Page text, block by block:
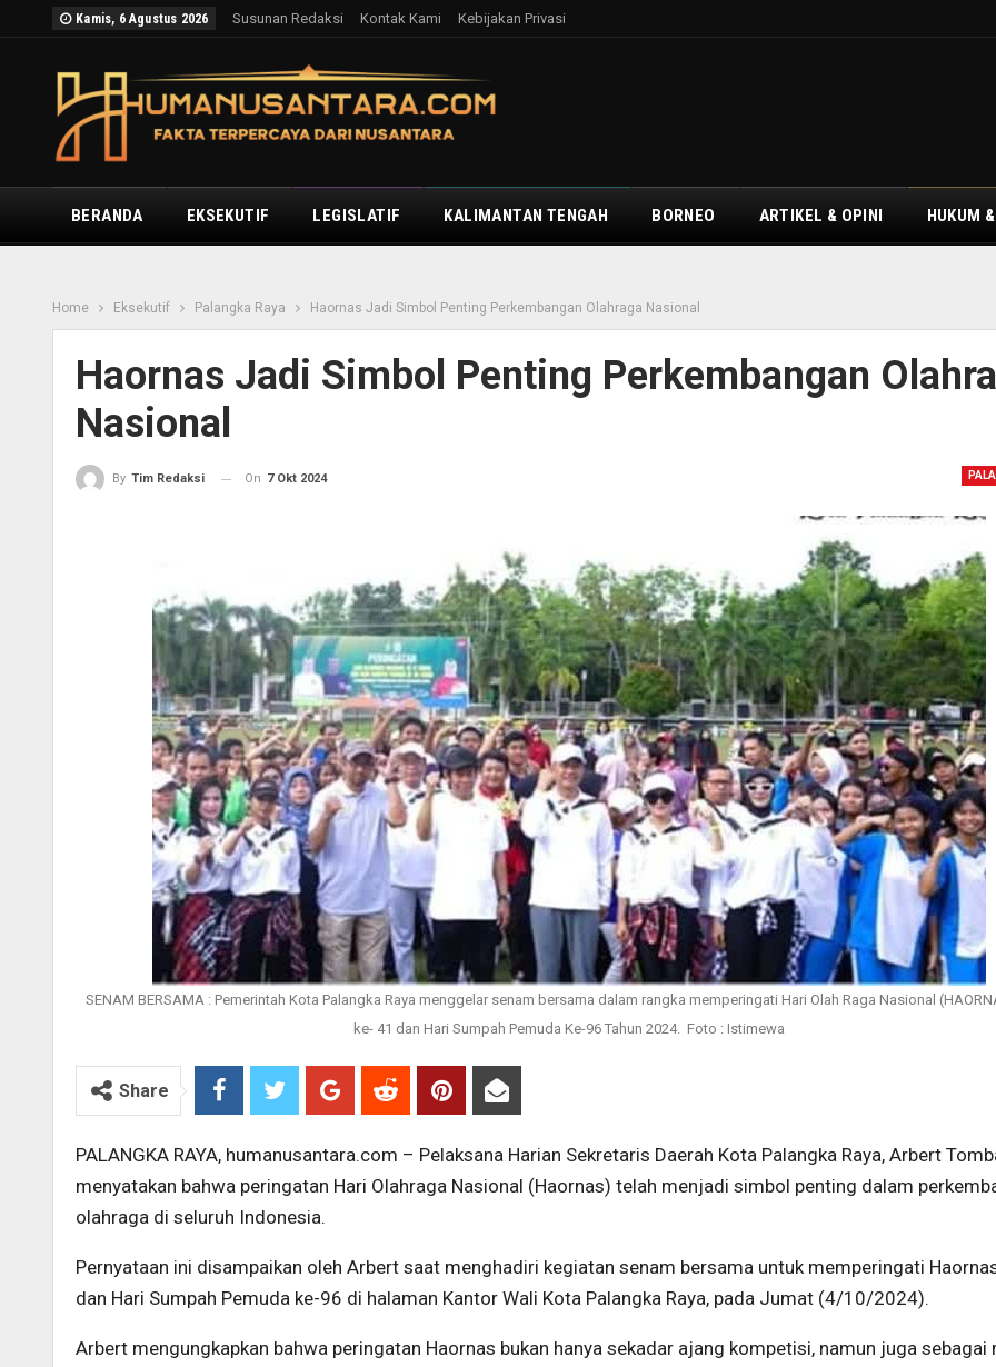
Kamis, 6 Agustus 2026 Susunan Redaksi Kontak Kami Kebijakan Privasi
BERANDA EKSEKUTIF LEGISLATIF KALIMANTAN TENGAH BORNEO ARTIKEL & OPINI HUKUM
Home Eksekutif Palangka Raya Haornas Jadi Simbol Penting Perkembangan Olahraga Nasional
Haornas Jadi Simbol Penting Perkembangan
Nasional
By Tim Redaksi On 7 Okt 2024
SENAM BERSAMA : Pemerintah Kota Palangka Raya menggelar senam bersama dalam rangka memperingati Hari Olah Raga Nasional
ke- 41 dan Hari Sumpah Pemuda Ke-96 Tahun 2024. Foto : Istimewa
Share
PALANGKA RAYA, humanusantara.com – Pelaksana Harian Sekretaris Daerah Kota Palangka Raya, Arbert
menyatakan bahwa peringatan Hari Olahraga Nasional (Haornas) telah menjadi simbol penting dalam
olahraga di seluruh Indonesia.
Pernyataan ini disampaikan oleh Arbert saat menghadiri kegiatan senam bersama untuk memperingati
dan Hari Sumpah Pemuda ke-96 di halaman Kantor Wali Kota Palangka Raya, pada Jumat (4/10/2024).
Arbert mengungkapkan bahwa peringatan Haornas bukan hanya sekadar ajang kompetisi, namun juga sebagai